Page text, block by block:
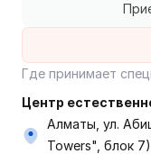
Где принимает
Центр
Алматы, ул.
Towers", блок 7)